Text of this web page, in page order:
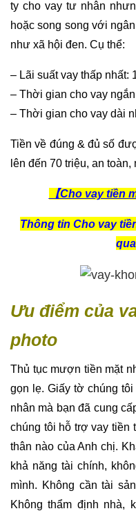
ty cho vay tư nhân
hoặc song song với
như xã hội đen. Cụ thể:
– Lãi suất vay thấp nhất:
– Thời gian cho vay
– Thời gian cho vay dài
Tiền về đúng & đủ số
lên đến 70 triệu, an toàn,
【Cho vay tiền
Thông tin Cho vay
Ưu điểm của
photo
Thủ tục mượn tiền mặt
gọn lẹ. Giấy tờ chúng
nhân mà bạn đã cung
chúng tôi hỗ trợ vay tiền
thân nào của Anh chị.
khả năng tài chính,
mình. Không cần tài
Không thẩm định nhà,